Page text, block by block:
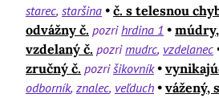
starec staršina č. s telesnou
odvážny č. pozrihrdina 1
vzdelaný č. pozrimudrc vzdelanec
zručný č. pozrišikovník
odborník znalec veľduch
vážený,